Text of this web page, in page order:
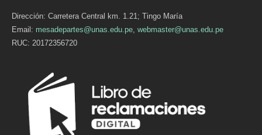
Dirección: Carretera Central km. 1.21; Tingo María
Email: mesadepartes@unas.edu.pe, webmaster@unas.edu.pe
RUC: 20172356720